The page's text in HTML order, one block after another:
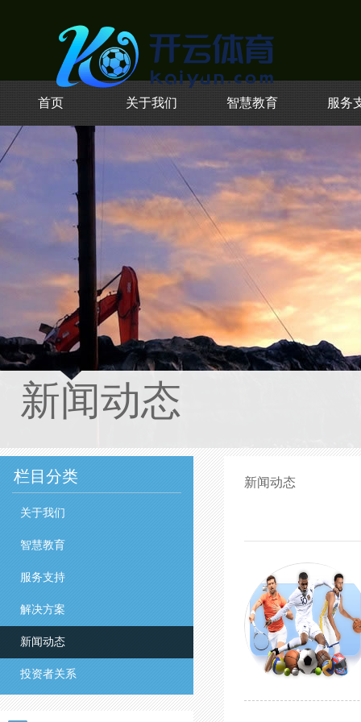
首页 关于我们 智慧教育 服务
新闻动态
栏目分类
关于我们
智慧教育
服务支持
解决方案
新闻动态
投资者关系
新闻动态